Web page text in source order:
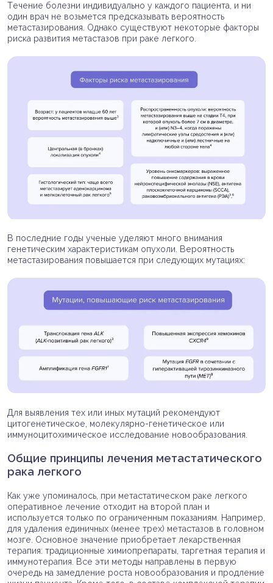
Течение болезни индивидуально у каждого пациента, и ни
один врач не возьмется предсказывать вероятность
метастазирования. Однако существуют некоторые факторы
риска развития метастазов при раке легкого.
В последние годы ученые уделяют много внимания
генетическим характеристикам опухоли. Вероятность
метастазирования повышается при следующих мутациях:
Для выявления тех или иных мутаций рекомендуют
цитогенетическое, молекулярно-генетическое или
иммуноцитохимическое исследование новообразования.
Общие принципы лечения метастатического
рака легкого
Как уже упоминалось, при метастатическом раке легкого
оперативное лечение отходит на второй план и
используется только по ограниченным показаниям. Например,
для удаления единичных (менее трех) метастазов в головном
мозге. Основное значение приобретает лекарственная
терапия: традиционные химиопрепараты, таргетная терапия и
иммунотерапия. Все эти методы направлены в первую
очередь на замедление роста новообразования и продление